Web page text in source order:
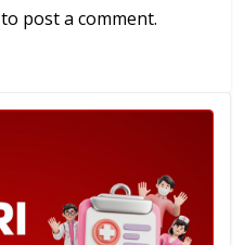
to post a comment.